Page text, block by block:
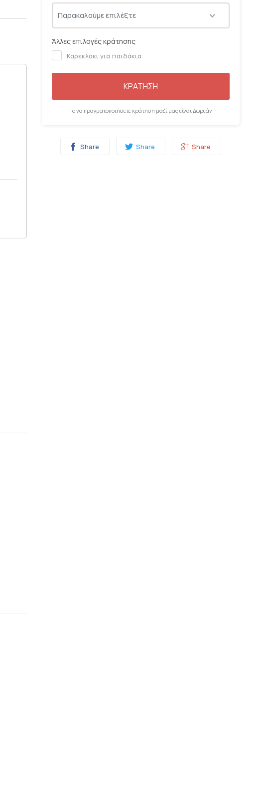
Παρακαλούμε επιλέξτε
Άλλες επιλογές κράτησης
Καρεκλάκι για παιδάκια
ΚΡΑΤΗΣΗ
Το να πραγματοποιήσετε κράτηση μαζί μας είναι Δωρεάν
Share Share Share